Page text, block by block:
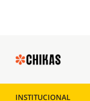
INSTITUCIONAL